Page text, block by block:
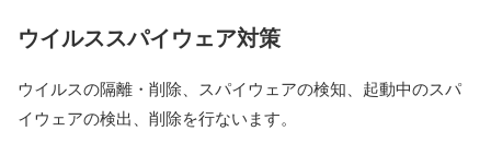
ウイルススパイウェア対策
ウイルスの隔離・削除、スパイウェアの検知、起動中のスパ
イウェアの検出、削除を行ないます。